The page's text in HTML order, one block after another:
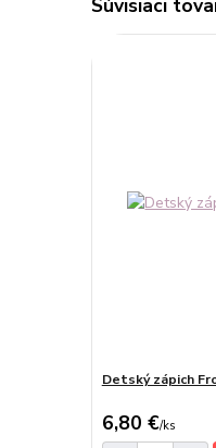
Detský zápich
6,80 €/ks